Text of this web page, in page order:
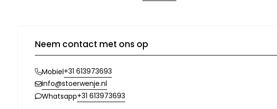
Neem contact met ons op
Mobiel+31 613973693
info@stoerwenje.nl
Whatsapp+31 613973693